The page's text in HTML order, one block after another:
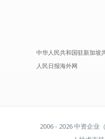
中华人民共和国驻新加坡
人民日报海外网
2006 - 2026 中资企业